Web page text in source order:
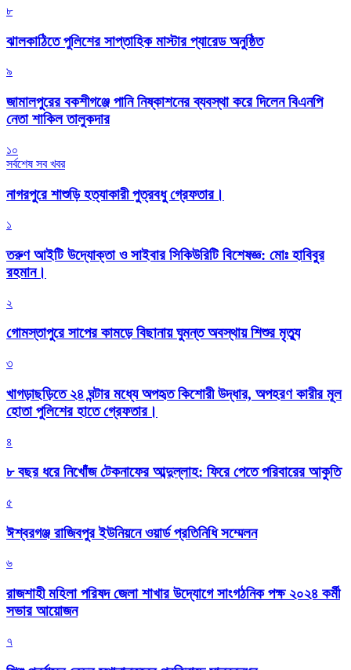
৮
‎ঝালকাঠিতে পুলিশের সাপ্তাহিক মাস্টার প্যারেড অনুষ্ঠিত
৯
জামালপুরের বকশীগঞ্জে পানি নিষ্কাশনের ব্যবস্থা করে দিলেন বিএনপি
নেতা শাকিল তালুকদার
১০
সর্বশেষ সব খবর
নাগরপুরে শাশুড়ি হত্যাকারী পুত্রবধু গ্রেফতার।
১
তরুণ আইটি উদ্যোক্তা ও সাইবার সিকিউরিটি বিশেষজ্ঞ: মোঃ হাবিবুর
রহমান।
২
গোমস্তাপুরে সাপের কামড়ে বিছানায় ঘুমন্ত অবস্থায় শিশুর মৃত্যু
৩
খাগড়াছড়িতে ২৪ ঘন্টার মধ্যে অপহৃত কিশোরী উদ্ধার, অপহরণ কারীর মূল
হোতা পুলিশের হাতে গ্রেফতার।
৪
৮ বছর ধরে নিখোঁজ টেকনাফের আব্দুল্লাহ: ফিরে পেতে পরিবারের আকুতি
৫
ঈশ্বরগঞ্জ রাজিবপুর ইউনিয়নে ওয়ার্ড প্রতিনিধি সম্মেলন
৬
রাজশাহী মহিলা পরিষদ জেলা শাখার উদ্যোগে সাংগঠনিক পক্ষ ২০২৪ কর্মী
সভার আয়োজন
৭